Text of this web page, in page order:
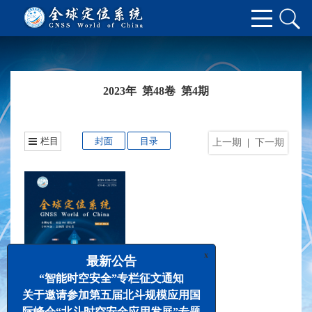
2023年 第48卷 第4期
上一期 下一期
栏目 封面 目录
x
最新公告
“智能时空安全”专栏征文通知
关于邀请参加第五届北斗规模应用国